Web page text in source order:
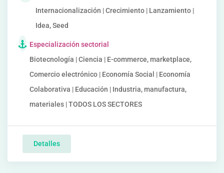
Internacionalización | Crecimiento | Lanzamiento |
Idea, Seed
Especialización sectorial
Biotecnología | Ciencia | E-commerce, marketplace,
Comercio electrónico | Economía Social | Economía
Colaborativa | Educación | Industria, manufactura,
materiales | TODOS LOS SECTORES
Detalles